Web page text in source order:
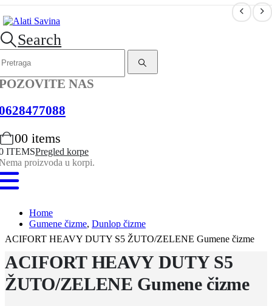
Search
NAS
00 items
ITEMSPregled korpe
proizvoda u korpi.
Home
Gumene čizme, Dunlop čizme
ACIFORT HEAVY DUTY S5 ŽUTO/ZELENE Gumene čizme
ACIFORT HEAVY DUTY S5
ŽUTO/ZELENE Gumene čizme